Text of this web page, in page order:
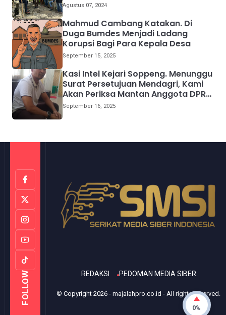
Agustus 07, 2024
Mahmud Cambang Katakan. Di
Duga Bumdes Menjadi Ladang
Korupsi Bagi Para Kepala Desa
September 15, 2025
Kasi Intel Kejari Soppeng. Menunggu
Surat Persetujuan Mendagri, Kami
Akan Periksa Mantan Anggota DPRD
Provinsi Sulsel
September 16, 2025
FOLLOW REDAKSI PEDOMAN MEDIA SIBER
© Copyright2026 -majalahpro.co.id - All rights reserved.
0%